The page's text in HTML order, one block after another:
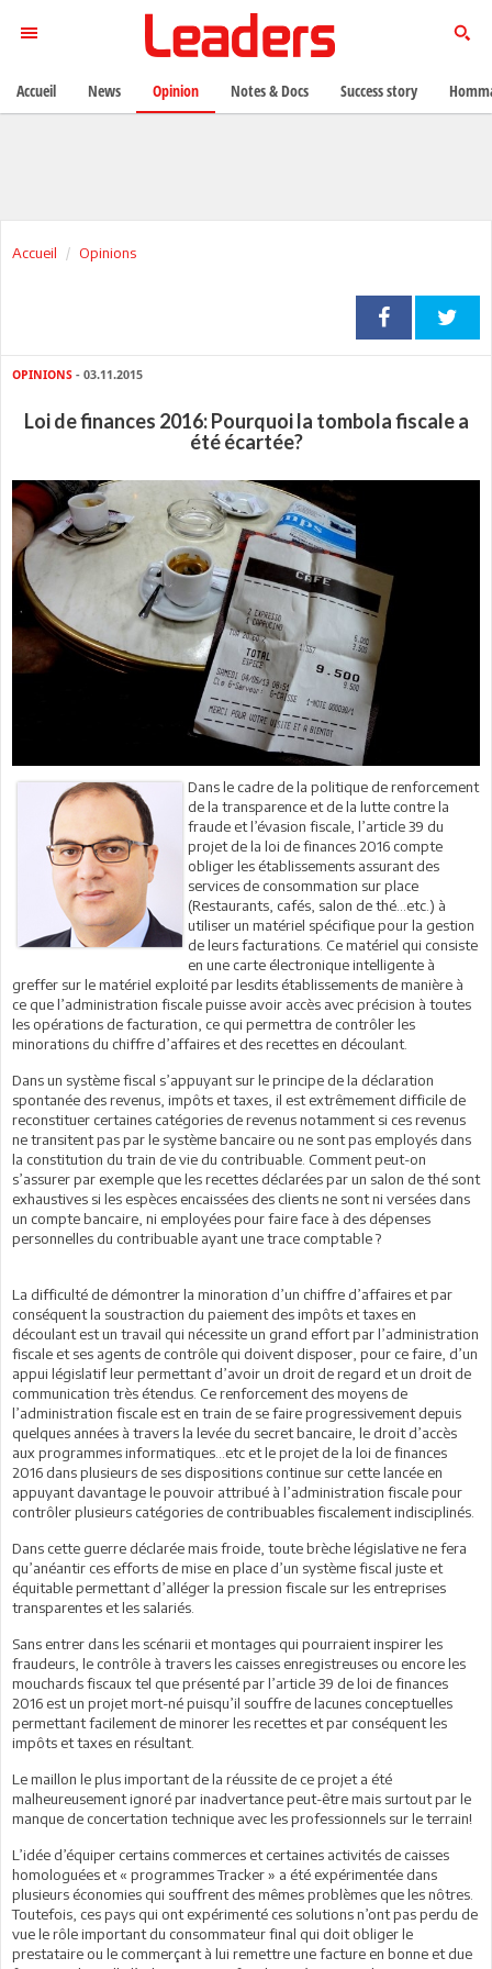
Accueil Opinions
OPINIONS - 03.11.2015
Loi de finances 2016: Pourquoi la tombola fiscale a
été écartée?
Dans le cadre de la politique de renforcement
de la transparence et de la lutte contre la
fraude et l’évasion fiscale, l’article 39 du
projet de la loi de finances 2016 compte
obliger les établissements assurant des
services de consommation sur place
(Restaurants, cafés, salon de thé…etc.) à
utiliser un matériel spécifique pour la gestion
de leurs facturations. Ce matériel qui consiste
en une carte électronique intelligente à
greffer sur le matériel exploité par lesdits établissements de manière à
ce que l’administration fiscale puisse avoir accès avec précision à toutes
les opérations de facturation, ce qui permettra de contrôler les
minorations du chiffre d’affaires et des recettes en découlant.
Dans un système fiscal s’appuyant sur le principe de la déclaration
spontanée des revenus, impôts et taxes, il est extrêmement difficile de
reconstituer certaines catégories de revenus notamment si ces revenus
ne transitent pas par le système bancaire ou ne sont pas employés dans
la constitution du train de vie du contribuable. Comment peut-on
s’assurer par exemple que les recettes déclarées par un salon de thé sont
exhaustives si les espèces encaissées des clients ne sont ni versées dans
un compte bancaire, ni employées pour faire face à des dépenses
personnelles du contribuable ayant une trace comptable ?
La difficulté de démontrer la minoration d’un chiffre d’affaires et par
conséquent la soustraction du paiement des impôts et taxes en
découlant est un travail qui nécessite un grand effort par l’administration
fiscale et ses agents de contrôle qui doivent disposer, pour ce faire, d’un
appui législatif leur permettant d’avoir un droit de regard et un droit de
communication très étendus. Ce renforcement des moyens de
l’administration fiscale est en train de se faire progressivement depuis
quelques années à travers la levée du secret bancaire, le droit d’accès
aux programmes informatiques...etc et le projet de la loi de finances
2016 dans plusieurs de ses dispositions continue sur cette lancée en
appuyant davantage le pouvoir attribué à l’administration fiscale pour
contrôler plusieurs catégories de contribuables fiscalement indisciplinés.
Dans cette guerre déclarée mais froide, toute brèche législative ne fera
qu’anéantir ces efforts de mise en place d’un système fiscal juste et
équitable permettant d’alléger la pression fiscale sur les entreprises
transparentes et les salariés.
Sans entrer dans les scénarii et montages qui pourraient inspirer les
fraudeurs, le contrôle à travers les caisses enregistreuses ou encore les
mouchards fiscaux tel que présenté par l’article 39 de loi de finances
2016 est un projet mort-né puisqu’il souffre de lacunes conceptuelles
permettant facilement de minorer les recettes et par conséquent les
impôts et taxes en résultant.
Le maillon le plus important de la réussite de ce projet a été
malheureusement ignoré par inadvertance peut-être mais surtout par le
manque de concertation technique avec les professionnels sur le terrain!
L’idée d’équiper certains commerces et certaines activités de caisses
homologuées et « programmes Tracker » a été expérimentée dans
plusieurs économies qui souffrent des mêmes problèmes que les nôtres.
Toutefois, ces pays qui ont expérimenté ces solutions n’ont pas perdu de
vue le rôle important du consommateur final qui doit obliger le
prestataire ou le commerçant à lui remettre une facture en bonne et due
Accueil News Opinion Notes & Docs Success story